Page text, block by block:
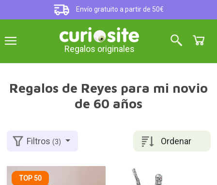
Envío gratuito a partir de 50€
Regalos originales
Regalos de Reyes para mi novio
de 60 años
Ordenar
Filtros(3)
TOP 50